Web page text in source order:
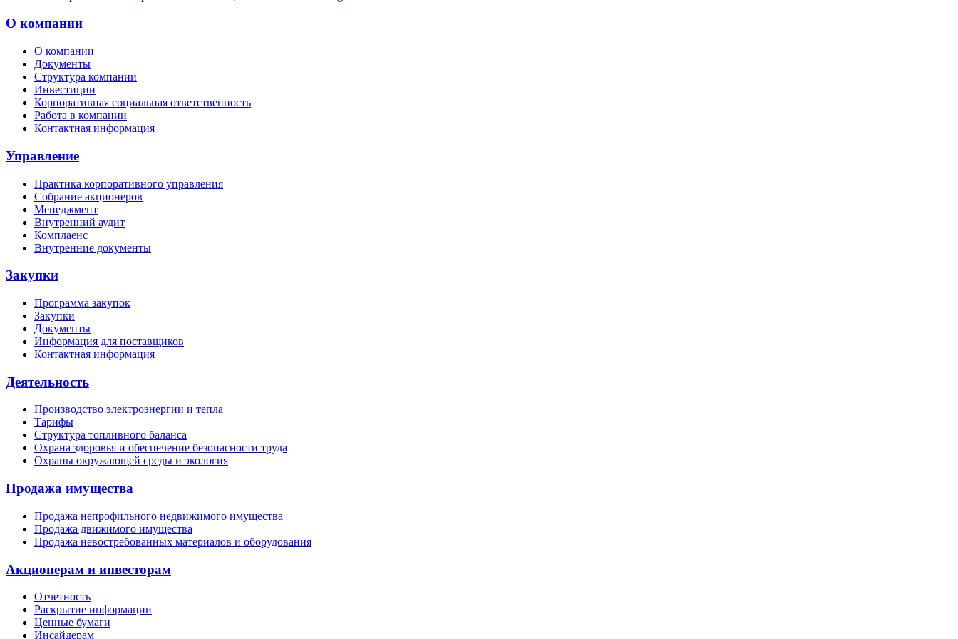
О компании
О компании
Документы
Структура компании
Инвестиции
Корпоративная социальная ответственность
Работа в компании
Контактная информация
Управление
Практика корпоративного управления
Собрание акционеров
Менеджмент
Внутренний аудит
Комплаенс
Внутренние документы
Закупки
Программа закупок
Закупки
Документы
Информация для поставщиков
Контактная информация
Деятельность
Производство электроэнергии и тепла
Тарифы
Структура топливного баланса
Охрана здоровья и обеспечение безопасности труда
Охраны окружающей среды и экология
Продажа имущества
Продажа непрофильного недвижимого имущества
Продажа движимого имущества
Продажа невостребованных материалов и оборудования
Акционерам и инвесторам
Отчетность
Раскрытие информации
Ценные бумаги
Инсайдерам